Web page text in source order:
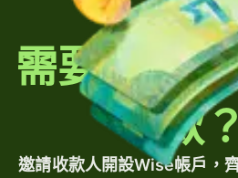
需要定期
款？
邀請收款人開設Wise帳戶，